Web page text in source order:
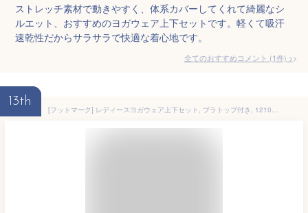
ストレッチ素材で動きやすく、体系カバーしてくれて綺麗なシ
ルエット、おすすめのヨガウェア上下セットです。軽くて吸汗
速乾性だからサラサラで快適な着心地です。
全てのおすすめコメント (1件) >
13th
[フットマーク] レディースヨガウェア上下セット, ブラトップ付き, 1210179 (ブラック, LL)